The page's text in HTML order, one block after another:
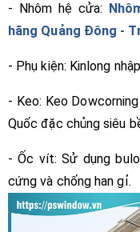
- Nhôm hệ cửa:
hãng Quảng Đông -
- Phụ kiện: Kinlong
- Keo: Keo
Quốc đặc chủng siêu
- Ốc vít: Sử dụng
cứng và chống han gỉ.